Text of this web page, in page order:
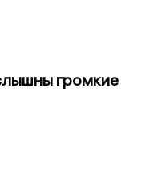
громкие